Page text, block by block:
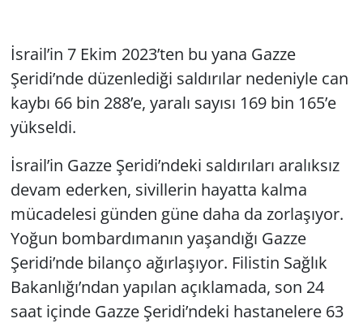
İsrail’in 7 Ekim 2023’ten bu yana Gazze
Şeridi’nde düzenlediği saldırılar nedeniyle can
kaybı 66 bin 288’e, yaralı sayısı 169 bin 165’e
yükseldi.
İsrail’in Gazze Şeridi’ndeki saldırıları aralıksız
devam ederken, sivillerin hayatta kalma
mücadelesi günden güne daha da zorlaşıyor.
Yoğun bombardımanın yaşandığı Gazze
Şeridi’nde bilanço ağırlaşıyor. Filistin Sağlık
Bakanlığı’ndan yapılan açıklamada, son 24
saat içinde Gazze Şeridi’ndeki hastanelere 63